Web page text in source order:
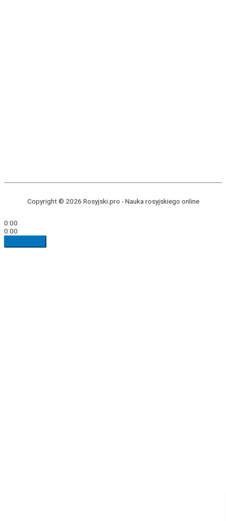
Copyright © 2026 Rosyjski.pro -Nauka rosyjskiego online
0:00
0:00